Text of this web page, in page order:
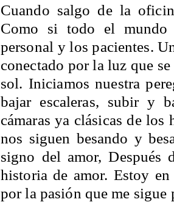
Cuando salgo de la
Como si todo el mundo
personal y los pacientes.
conectado por la luz que
sol. Iniciamos nuestra
bajar escaleras, subir y
cámaras ya clásicas de los
nos siguen besando y
signo del amor,
historia de amor. Estoy
por la pasión que me